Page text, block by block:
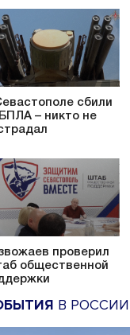
сбили
– никто не
проверил
общественной
В РОССИИ